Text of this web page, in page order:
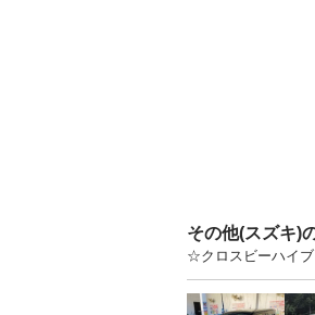
その他(スズキ)
☆クロスビーハイブ